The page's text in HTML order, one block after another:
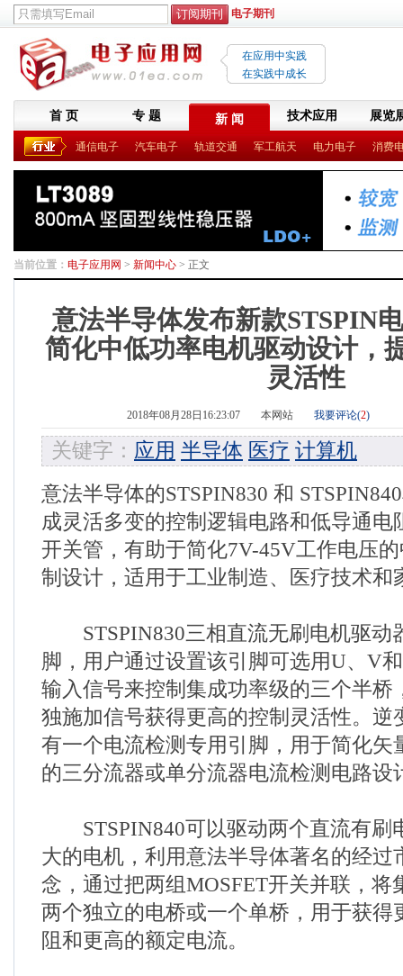
电子期刊
在应用中实践
在实践中成长
首 页 专 题 新 闻 技术应用 展览
通信电子 汽车电子 轨道交通 军工航天 电力电子 消费
当前位置： 电子应用网 > 新闻中心 > 正文
意法半导体发布新款STSPIN
简化中低功率电机驱动设计，
灵活性
2018年08月28日16:23:07 本网站 我要评论(2)
关键字： 应用 半导体 医疗 计算机
意法半导体的STSPIN830 和
成灵活多变的控制逻辑电路和低导通电
开关管，有助于简化7V-45V工作电压
制设计，适用于工业制造、医疗技术和
STSPIN830三相直流无刷电机驱动
脚，用户通过设置该引脚可选用U、V
输入信号来控制集成功率级的三个半桥
独施加信号获得更高的控制灵活性。逆
有一个电流检测专用引脚，用于简化矢
的三分流器或单分流器电流检测电路设
STSPIN840可以驱动两个直流有刷
大的电机，利用意法半导体著名的经过
念，通过把两组MOSFET开关并联，将
两个独立的电桥或一个单桥，用于获得
阻和更高的额定电流。